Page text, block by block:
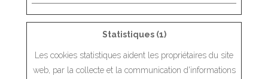
Statistiques (1)
Les cookies statistiques aident les propriétaires du site
web, par la collecte et la communication d'informations